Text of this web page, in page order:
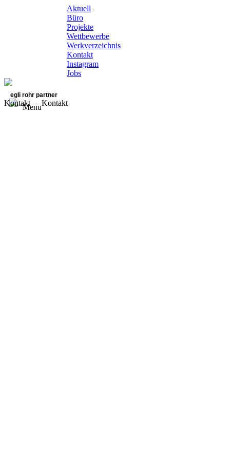
Aktuell
Büro
Projekte
Wettbewerbe
Werkverzeichnis
Kontakt
Instagram
Jobs
egli rohr partner
Menu
Kontakt Kontakt